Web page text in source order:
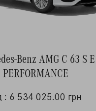
Benz AMG C 63 S E
PERFORMANCE
: 6 534 025.00 грн